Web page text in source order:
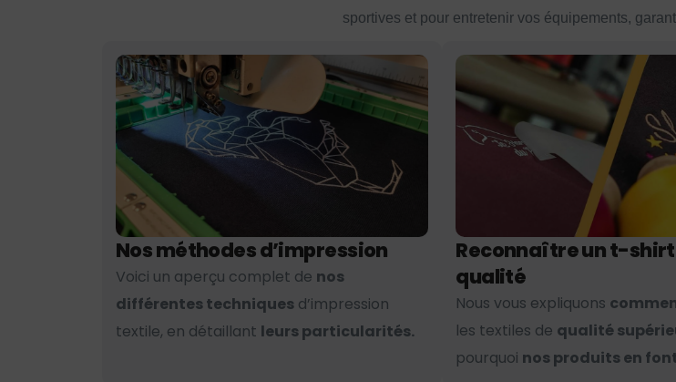
sportives et pour entretenir vos équipements,
Nos méthodes d’impression
Voici un aperçu complet de nos
différentes techniques d’impression
textile, en détaillant leurs particularités.
Reconnaître un t-
qualité
Nous vous expliquons
les textiles de qualité
pourquoi nos produits en